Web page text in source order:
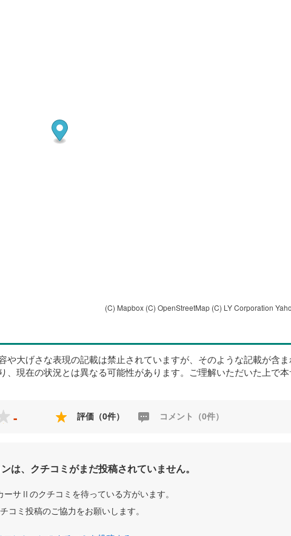
(C) Mapbox (C) OpenStreetMap (C) LY Corporation
大げさな表現の記載は禁止されていますが、そのような記載が含
、現在の状況とは異なる可能性があります。ご理解いただいた上で
- 評価（0件） コメント（0件）
は、クチコミがまだ投稿されていません。
ーサⅡのクチコミを待っている方がいます。
コミ投稿のご協力をお願いします。